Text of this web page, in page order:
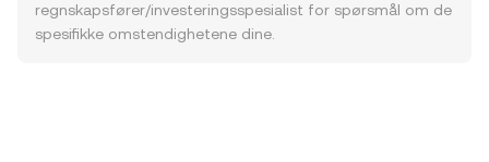
regnskapsfører/investeringsspesialist for spørsmål om de
spesifikke omstendighetene dine.